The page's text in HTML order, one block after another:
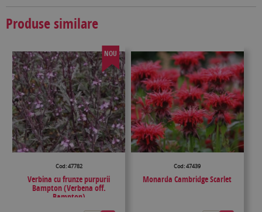
Produse similare
NOU
Cod: 47782
Verbina cu frunze purpurii
Bampton (Verbena off.
Bampton)
Cod: 47439
Monarda Cambridge Scarlet